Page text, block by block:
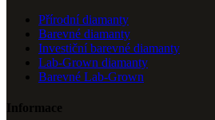
Přírodní diamanty
Barevné diamanty
Investiční barevné diamanty
Lab-Grown diamanty
Barevné Lab-Grown
Informace